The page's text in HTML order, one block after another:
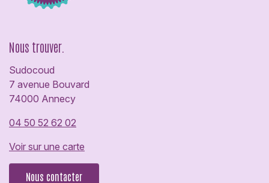
Nous trouver.
Sudocoud
7 avenue Bouvard
74000 Annecy
04 50 52 62 02
Voir sur une carte
Nous contacter